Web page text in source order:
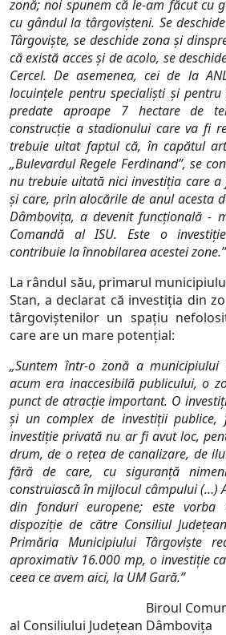
zonă; noi spunem că le-am făcut cu
cu gândul la târgovișteni. Se
Târgoviște, se deschide zona și
că există acces și de acolo, se
Cercel. De asemenea, cei de la
locuințele pentru specialiști și
predate aproape 7 hectare de
construcție a stadionului care va fi
trebuie uitat faptul că, în capătul
„Bulevardul Regele Ferdinand”, se
nu trebuie uitată nici investiția care
și care, prin alocările de anul acesta
Dâmbovița, a devenit funcțională -
Comandă al ISU. Este o
contribuie la înnobilarea acestei zone.”
La rândul său, primarul
Stan, a declarat că investiția din
târgoviștenilor un spațiu
care are un mare potențial:
„Suntem într-o zonă a municipiului
acum era inaccesibilă publicului, o
punct de atracție important. O
și un complex de investiții publice,
investiție privată nu ar fi avut loc,
drum, de o rețea de canalizare, de
fără de care, cu siguranță
construiască în mijlocul câmpului (…)
din fonduri europene; este
dispoziție de către Consiliul
Primăria Municipiului Târgoviște
aproximativ 16.000 mp, o investiție
ceea ce avem aici, la UM Gară.”
Biroul Comunicare
al Consiliului Județean Dâmbovița